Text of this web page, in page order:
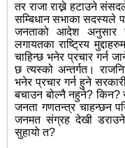
तर राजा राख्ने हटाउने
सम्बिधान सभाका सदस्यले
जनताको आदेश अनुसार
लगायतका राष्ट्रिय
चाहिन्छ भनेर प्रचार गर्न
छ त्यस्को अन्तर्गत।
भनेर प्रचार गर्न हुने
बचाउन बोल्नै नहुने?
जनता गणतन्त्र चाहन्छन
जनमत संग्रह देखी डराउने
सुहायो त?